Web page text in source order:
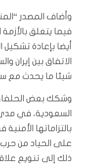
وأضاف المصدر
فيما يتعلق بالأزمة
أيضا بإعادة تشكيل
الاتفاق بين إيران
شيئا ما يحدث مع
وشكك بعض
السعودية، في مدى
بالتزاماتها
على الحياد من
ذلك إلى تنويع